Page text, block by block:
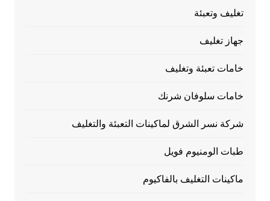
تغليف وتعبئة
جهاز تغليف
خامات تعبئة وتغليف
خامات سلوفان شرنك
شركة نسر الشرق لماكينات التعبئة والتغليف
طبات الومنيوم فويل
ماكينات التغليف بالفاكيوم